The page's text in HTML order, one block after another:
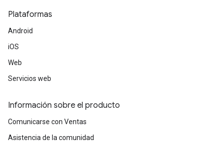
Plataformas
Android
iOS
Web
Servicios web
Información sobre el producto
Comunicarse con Ventas
Asistencia de la comunidad